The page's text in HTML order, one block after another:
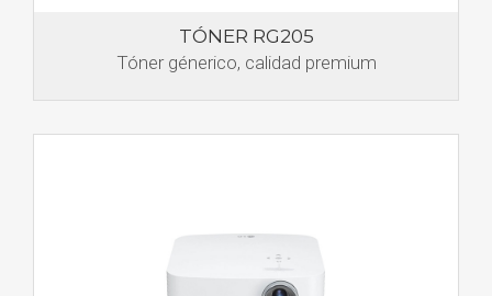
TÓNER RG205
Tóner génerico, calidad premium